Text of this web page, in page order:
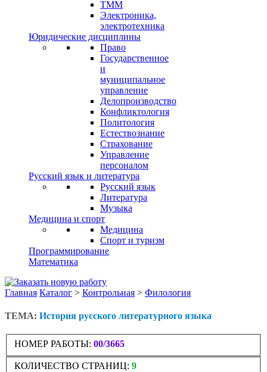
ТММ
Электроника,
электротехника
Юридические дисциплины
Право
Государственное
и
муниципальное
управление
Делопроизводство
Конфликтология
Политология
Естествознание
Страхование
Управление
персоналом
Русский язык и литература
Русский язык
Литература
Музыка
Медицина и спорт
Медицина
Спорт и туризм
Программирование
Математика
Главная Каталог > Контрольная > Филология
ТЕМА: История русского литературного языка
НОМЕР РАБОТЫ: 00/3665
КОЛИЧЕСТВО СТРАНИЦ: 9